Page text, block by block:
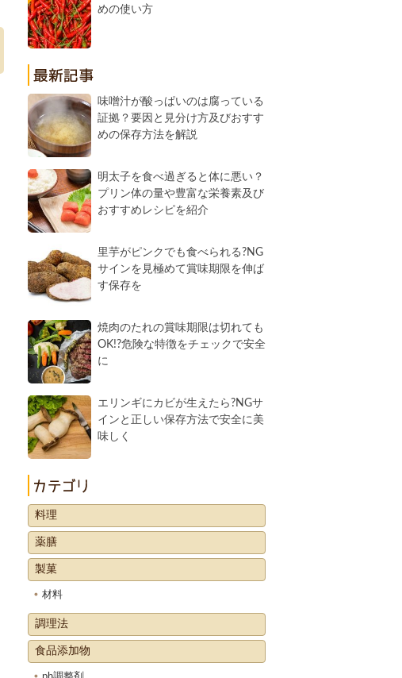
めの使い方
味噌汁が酸っぱいのは腐っている
証拠？要因と見分け方及びおすす
めの保存方法を解説
明太子を食べ過ぎると体に悪い？
プリン体の量や豊富な栄養素及び
おすすめレシピを紹介
里芋がピンクでも食べられる?NG
サインを見極めて賞味期限を伸ば
す保存を
焼肉のたれの賞味期限は切れても
OK!?危険な特徴をチェックで安全
に
エリンギにカビが生えたら?NGサ
インと正しい保存方法で安全に美
味しく
料理
薬膳
製菓
材料
調理法
食品添加物